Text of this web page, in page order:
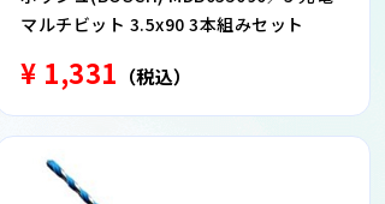
マルチビット 3.5x90 3本組みセット
¥ 1,331 （税込）